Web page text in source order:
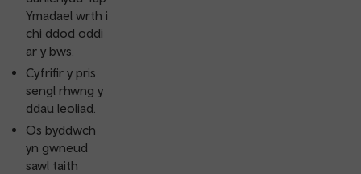
Ymadael wrth i
chi ddod oddi
ar y bws.
Cyfrifir y pris
sengl rhwng y
ddau leoliad.
Os byddwch
yn gwneud
sawl taith